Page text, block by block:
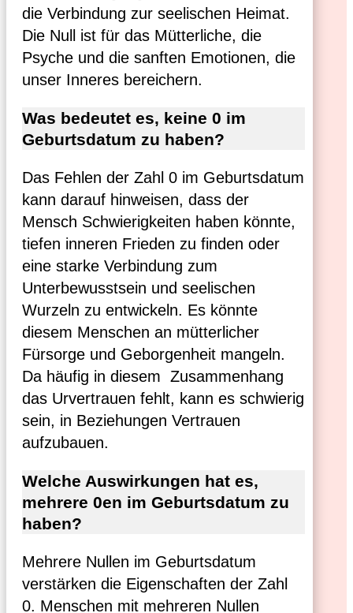
die Verbindung zur seelischen Heimat.
Die Null ist für das Mütterliche, die
Psyche und die sanften Emotionen, die
unser Inneres bereichern.
Was bedeutet es, keine 0 im
Geburtsdatum zu haben?
Das Fehlen der Zahl 0 im Geburtsdatum
kann darauf hinweisen, dass der
Mensch Schwierigkeiten haben könnte,
tiefen inneren Frieden zu finden oder
eine starke Verbindung zum
Unterbewusstsein und seelischen
Wurzeln zu entwickeln. Es könnte
diesem Menschen an mütterlicher
Fürsorge und Geborgenheit mangeln.
Da häufig in diesem Zusammenhang
das Urvertrauen fehlt, kann es schwierig
sein, in Beziehungen Vertrauen
aufzubauen.
Welche Auswirkungen hat es,
mehrere 0en im Geburtsdatum zu
haben?
Mehrere Nullen im Geburtsdatum
verstärken die Eigenschaften der Zahl
0. Menschen mit mehreren Nullen